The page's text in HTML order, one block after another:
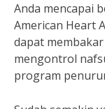
Anda mencapai
American Heart
dapat
mengontrol
program